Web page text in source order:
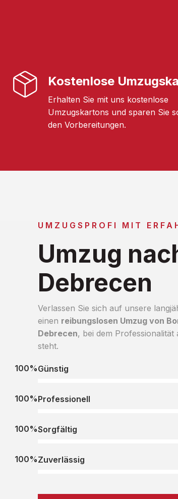
Kostenlose
Erhalten Sie mit uns kostenlose
Umzugskartons und sparen Sie
den Vorbereitungen.
UMZUGSPROFI MIT
Umzug
Debrecen
Verlassen Sie sich auf unsere
einen reibungslosen Umzug von
Debrecen, bei dem Professionalität
steht.
Günstig
100%
Professionell
100%
Sorgfältig
100%
Zuverlässig
100%